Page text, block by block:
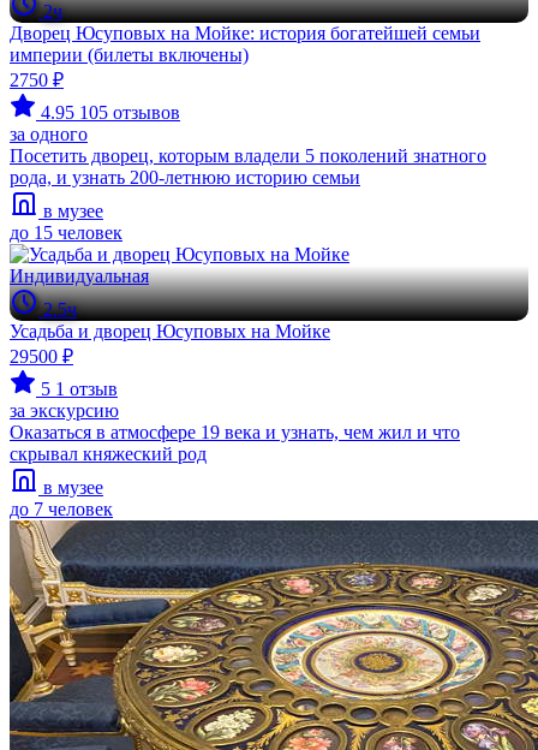
2ч
Дворец Юсуповых на Мойке: история богатейшей семьи
империи (билеты включены)
2750 ₽
4.95 105 отзывов
за одного
Посетить дворец, которым владели 5 поколений знатного
рода, и узнать 200-летнюю историю семьи
в музее
до 15 человек
Индивидуальная
2.5ч
Усадьба и дворец Юсуповых на Мойке
29500 ₽
5 1 отзыв
за экскурсию
Оказаться в атмосфере 19 века и узнать, чем жил и что
скрывал княжеский род
в музее
до 7 человек